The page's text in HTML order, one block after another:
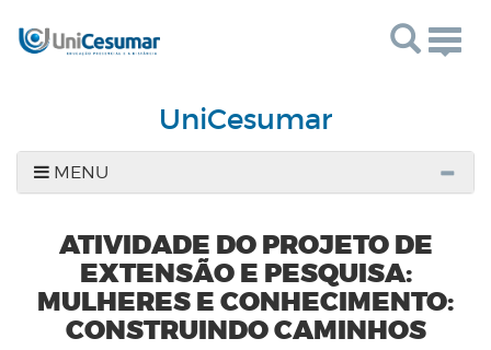
UniCesumar
MENU
ATIVIDADE DO PROJETO DE
EXTENSÃO E PESQUISA:
MULHERES E CONHECIMENTO:
CONSTRUINDO CAMINHOS